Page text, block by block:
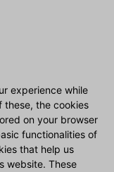
experience while
these, the cookies
on your browser
functionalities of
that help us
website. These